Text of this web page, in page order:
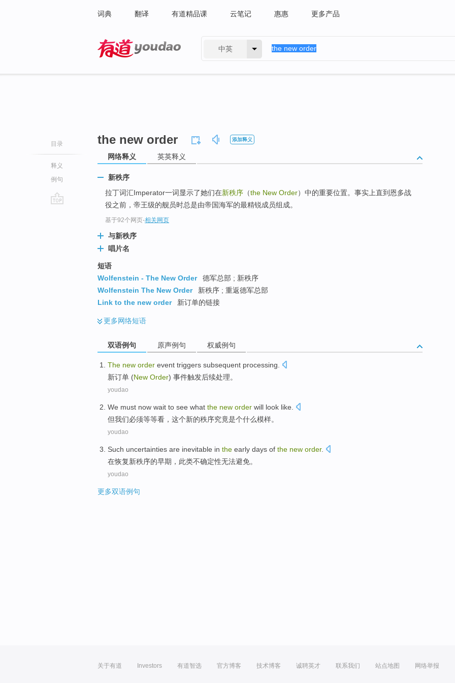
词典 翻译 有道精品课 云笔记 惠惠 更多产品
中英
目录
释义
例句
the new order 添加释义
网络释义 英英释义
新秩序
拉丁词汇Imperator一词显示了她们在新秩序 （the New Order）中的重要位置。事实上直到恩多战
役之前，帝王级的舰员时总是由帝国海军的最精锐成员组成。
基于92个网页-相关网页
与新秩序
唱片名
短语
Wolfenstein - The New Order
德军总部 ; 新秩序
Wolfenstein The New Order
新秩序 ; 重返德军总部
Link to the new order
新订单的链接
更多网络短语
双语例句 原声例句 权威例句
The new order event triggers subsequent processing.
新订单 (New Order) 事件触发后续处理。
youdao
We must now wait to see what the new order will look like
但我们必须等等看 ， 这个新的秩序究竟是个什么模样。
youdao
Such uncertainties are inevitable in the early days of the new order.
在恢复新秩序的早期 ， 此类不确定性无法避免。
youdao
更多双语例句
关于有道 Investors 有道智选 官方博客 技术博客 诚聘英才 联系我们 站点地图 网络举报